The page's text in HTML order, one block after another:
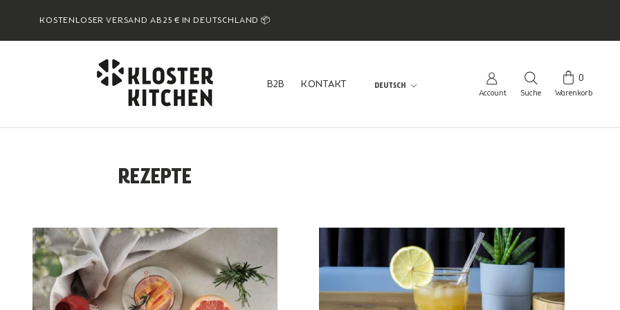
KOSTENLOSER VERSAND AB 25 € IN DEUTSCHLAND 📦
B2B
KONTAKT
Sprache
DEUTSCH
Account Suche
0
Warenkorb
REZEPTE